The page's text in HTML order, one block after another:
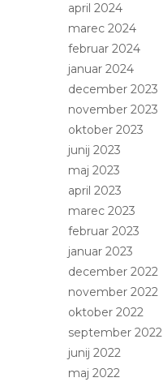
april 2024
marec 2024
februar 2024
januar 2024
december 2023
november 2023
oktober 2023
junij 2023
maj 2023
april 2023
marec 2023
februar 2023
januar 2023
december 2022
november 2022
oktober 2022
september 2022
junij 2022
maj 2022